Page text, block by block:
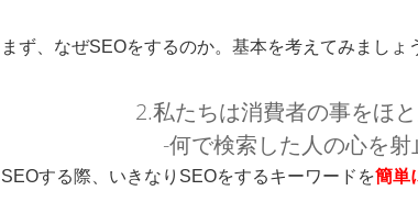
まず、なぜSEOをするのか。基本を考えてみましょ
2.私たちは消費者の事をほ
-何で検索した人の心を
SEOする際、いきなりSEOをするキーワードを簡単